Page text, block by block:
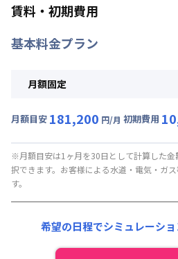
賃料・初期費用
基本料金プラン
月額固定
月額目安 181,200 円/月 初期費用
月額賃料目安(30日利用)
賃料 : 135,000円/月 (4,500円/日)
光熱費他 :
その他費用 :
21,000円/月 (700円/日)
※月額目安は1ヶ月を30日として計算した
択できます。お客様による水道・電気・ガ
す。
希望の日程でシミュレーショ